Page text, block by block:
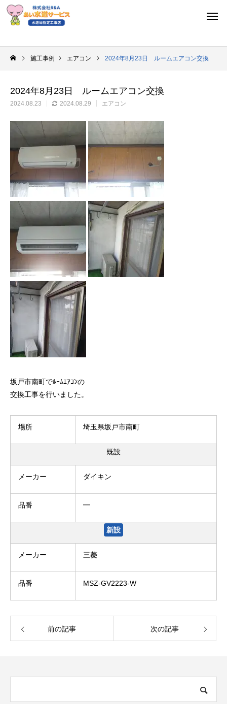
施工事例 エアコン 2024年8月23日 ルームエアコン交換
2024年8月23日 ルームエアコン交換
2024.08.23 2024.08.29 エアコン
坂戸市南町でﾙｰﾑｴｱｺﾝの
交換工事を行いました。
場所 埼玉県坂戸市南町
既設
メーカー ダイキン
品番 ━
新設
メーカー 三菱
品番 MSZ-GV2223-W
前の記事 次の記事